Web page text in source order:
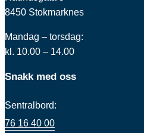
8450 Stokmarknes
Mandag – torsdag:
kl. 10.00 – 14.00
Snakk med oss
Sentralbord:
76 16 40 00